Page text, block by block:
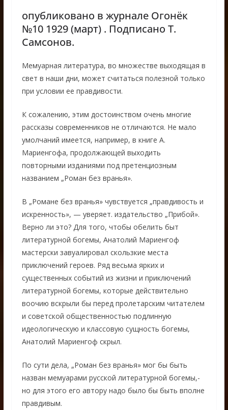
опубликовано в журнале Огонёк
№10 1929 (март) . Подписано Т.
Самсонов.
Мемуарная литература, во множестве выходящая в
свет в наши дни, может считаться полезной только
при условии ее правдивости.
К сожалению, этим достоинством очень многие
рассказы современников не отличаются. Не мало
умолчаний имеется, например, в книге А.
Мариенгофа, продолжающей выходить
повторными изданиями под претенциозным
названием „Роман без вранья».
В „Романе без вранья» чувствуется „правдивость и
искренность», — уверяет. издательство „Прибой».
Верно ли это? Для того, чтобы обелить быт
литературной богемы, Анатолий Мариенгоф
мастерски завуалировал скользкие места
приключений героев. Ряд весьма ярких и
существенных событий из жизни и приключений
литературной богемы, которые действительно
воочию вскрыли бы перед пролетарским читателем
и советской общественностью подлинную
идеологическую и классовую сущность богемы,
Анатолий Мариенгоф скрыл.
По сути дела, „Роман без вранья» мог бы быть
назван мемуарами русской литературной богемы,-
но для этого его автору надо было бы быть вполне
правдивым.